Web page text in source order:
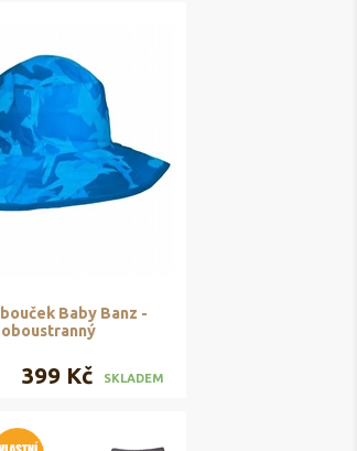
Baby Banz -
oboustranný
399 Kč SKLADEM